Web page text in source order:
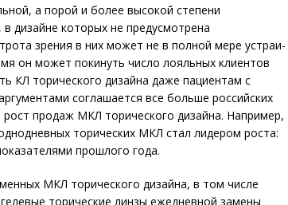
а порой и более высокой степени
дизайне которых не предусмотрена
зрения в них может не в полной мере устраи­
он может покинуть число лояльных клиентов
КЛ торического дизайна даже пациентам с
соглашается все больше российских
продаж МКЛ торического дизайна. Например,
торических МКЛ стал лидером роста:
прошлого года.
МКЛ торического дизайна, в том числе
торические линзы ежедневной замены